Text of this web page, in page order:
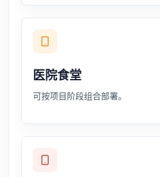
医院食堂
可按项目阶段组合部署。